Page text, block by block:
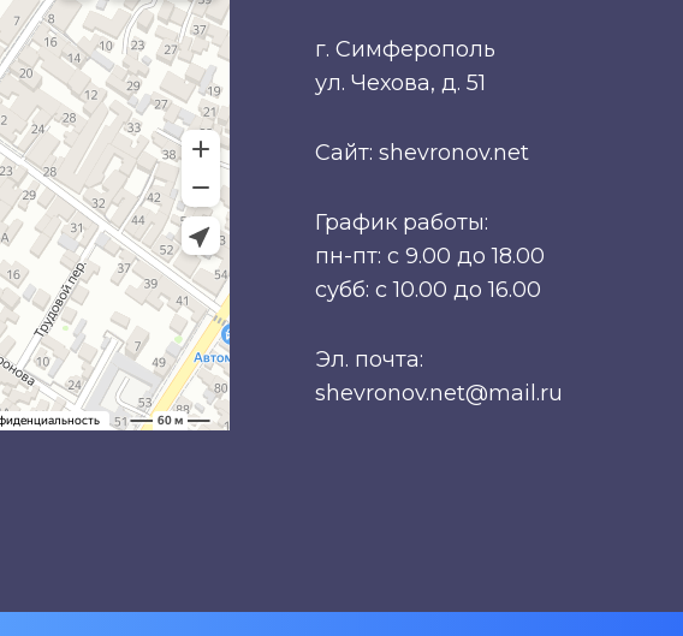
г. Симферополь
ул. Чехова, д. 51
Сайт: shevronov.net
График работы:
пн-пт: с 9.00 до 18.00
субб: с 10.00 до 16.00
Эл. почта:
shevronov.net@mail.ru